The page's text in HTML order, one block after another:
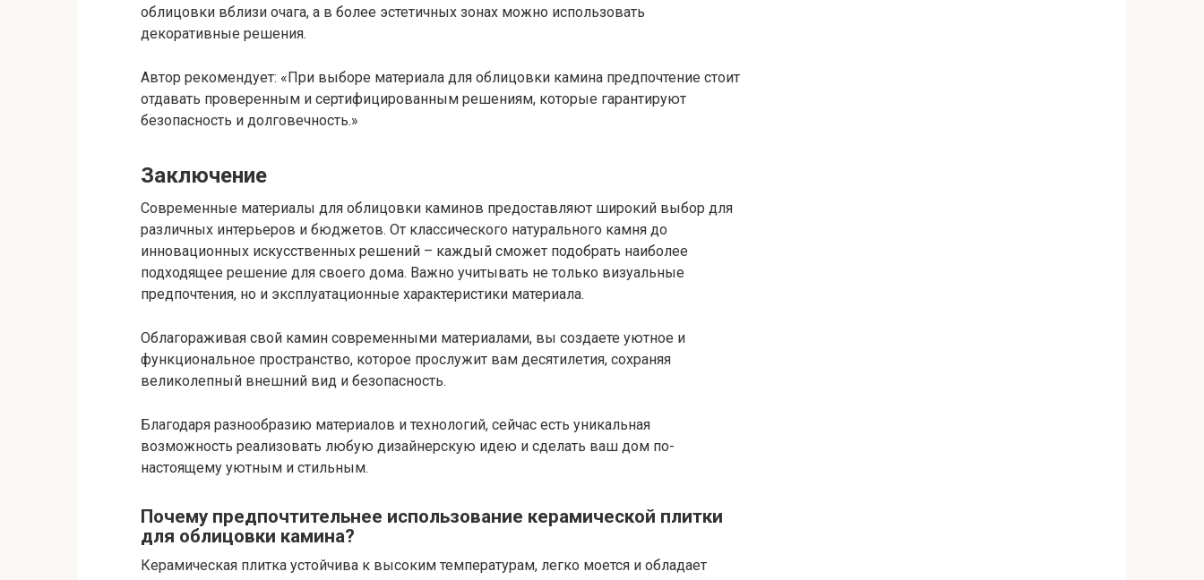
облицовки вблизи очага, а в более эстетичных зонах можно использовать
декоративные решения.
Автор рекомендует: «При выборе материала для облицовки камина предпочтение стоит
отдавать проверенным и сертифицированным решениям, которые гарантируют
безопасность и долговечность.»
Заключение
Современные материалы для облицовки каминов предоставляют широкий выбор для
различных интерьеров и бюджетов. От классического натурального камня до
инновационных искусственных решений – каждый сможет подобрать наиболее
подходящее решение для своего дома. Важно учитывать не только визуальные
предпочтения, но и эксплуатационные характеристики материала.
Облагораживая свой камин современными материалами, вы создаете уютное и
функциональное пространство, которое прослужит вам десятилетия, сохраняя
великолепный внешний вид и безопасность.
Благодаря разнообразию материалов и технологий, сейчас есть уникальная
возможность реализовать любую дизайнерскую идею и сделать ваш дом по-
настоящему уютным и стильным.
Почему предпочтительнее использование керамической плитки
для облицовки камина?
Керамическая плитка устойчива к высоким температурам, легко моется и обладает